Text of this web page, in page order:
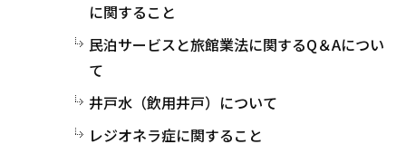
に関すること
民泊サービスと旅館業法に関するQ＆Aについ
て
井戸水（飲用井戸）について
レジオネラ症に関すること